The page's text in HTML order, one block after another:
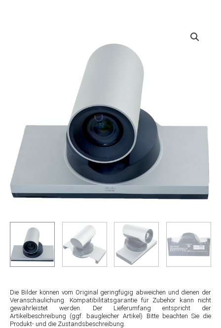
Die Bilder können vom Original geringfügig abweichen und dienen der
Veranschaulichung. Kompatibilitätsgarantie für Zubehör kann nicht
gewährleistet werden. Der Lieferumfang entspricht der
Artikelbeschreibung (ggf. baugleicher Artikel) Bitte beachten Sie die
Produkt- und die Zustandsbeschreibung.